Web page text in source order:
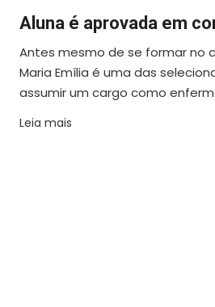
Aluna é aprovada em
Antes mesmo de se formar no
Maria Emília é uma das
assumir um cargo como
Leia mais